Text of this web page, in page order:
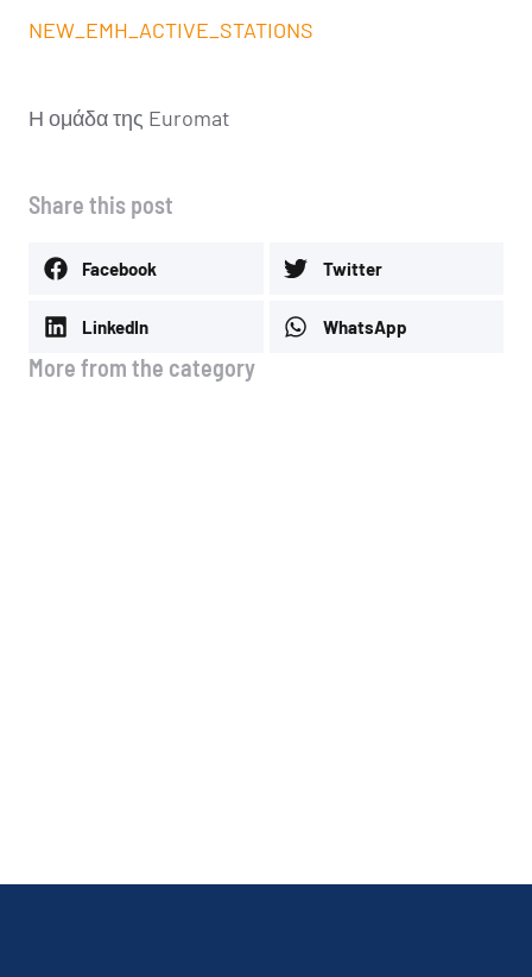
NEW_EMH_ACTIVE_STATIONS
Η ομάδα της Euromat
Share this post
Facebook Twitter
LinkedIn WhatsApp
More from the category